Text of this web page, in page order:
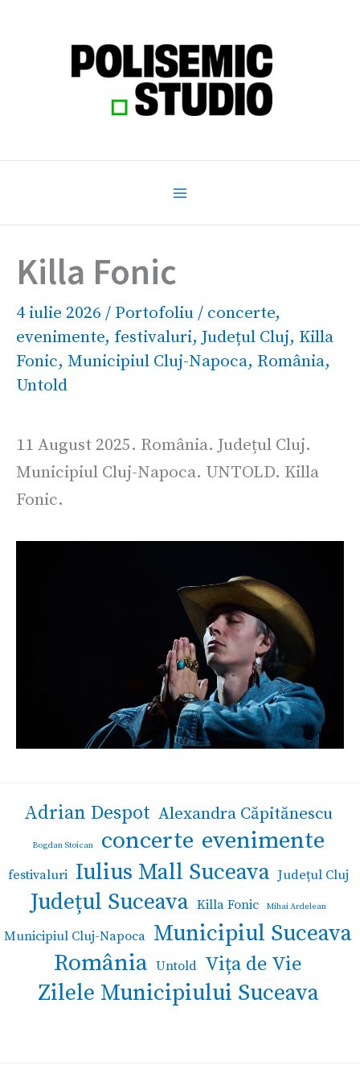
Killa Fonic
4 iulie 2026 / Portofoliu/ concerte,
evenimente, festivaluri, Județul Cluj, Killa
Fonic, Municipiul Cluj-Napoca, România,
Untold
11 August 2025. România. Județul Cluj.
Municipiul Cluj-Napoca. UNTOLD. Killa
Fonic.
Adrian Despot Alexandra Căpitănescu
Bogdan Stoican concerte evenimente
festivaluri Iulius Mall Suceava Județul Cluj
Județul Suceava Killa Fonic Mihai Ardelean
Municipiul Cluj-Napoca Municipiul Suceava
România Untold Vița de Vie
Zilele Municipiului Suceava